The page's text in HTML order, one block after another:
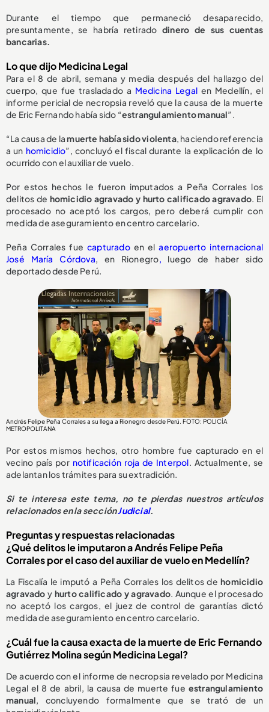
Durante el tiempo que permaneció desaparecido,
presuntamente, se habría retirado dinero de sus cuentas
bancarias.
Lo que dijo Medicina Legal
Para el 8 de abril, semana y media después del hallazgo del
cuerpo, que fue trasladado a Medicina Legal en Medellín, el
informe pericial de necropsia reveló que la causa de la muerte
de Eric Fernando había sido “estrangulamiento manual”.
“La causa de lamuerte había sido violenta, haciendo referencia
a un homicidio”, concluyó el fiscal durante la explicación de lo
ocurrido con el auxiliar de vuelo.
Por estos hechos le fueron imputados a Peña Corrales los
delitos de homicidio agravado y hurto calificado agravado. El
procesado no aceptó los cargos, pero deberá cumplir con
medida de aseguramiento en centro carcelario.
Peña Corrales fue capturadoen elaeropuerto internacional
José María Córdova, en Rionegro, luego de haber sido
deportado desde Perú.
Andrés Felipe Peña Corrales a su llega a Rionegro desde Perú. FOTO: POLICÍA
METROPOLITANA
Por estos mismos hechos, otro hombre fue capturado en el
vecino país por notificación roja de Interpol. Actualmente, se
adelantan los trámites para su extradición.
Si te interesa este tema, no te pierdas nuestros artículos
relacionados en la secciónJudicial.
Preguntas y respuestas relacionadas
¿Qué delitos le imputaron a Andrés Felipe Peña
Corrales por el caso del auxiliar de vuelo en Medellín?
La Fiscalía le imputó a Peña Corrales los delitos dehomicidio
agravado y hurto calificado y agravado. Aunque el procesado
no aceptó los cargos, el juez de control de garantías dictó
medida de aseguramiento en centro carcelario.
¿Cuál fue la causa exacta de la muerte de Eric Fernando
Gutiérrez Molina según Medicina Legal?
De acuerdo con el informe de necropsia revelado por Medicina
Legal el 8 de abril, la causa de muerte fue estrangulamiento
manual, concluyendo formalmente que se trató de un